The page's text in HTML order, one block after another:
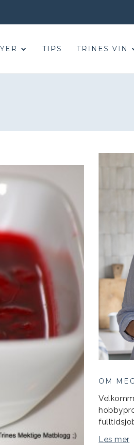
TIPS TRINES VIN
OM MEG
Les mer